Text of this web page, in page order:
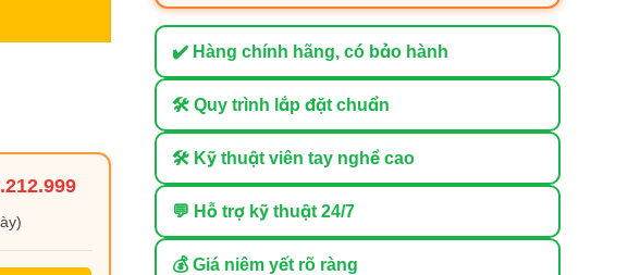
✔️ Hàng chính hãng, có bảo hành
🛠 Quy trình lắp đặt chuẩn
🛠 Kỹ thuật viên tay nghề cao
💬 Hỗ trợ kỹ thuật 24/7
💰 Giá niêm yết rõ ràng